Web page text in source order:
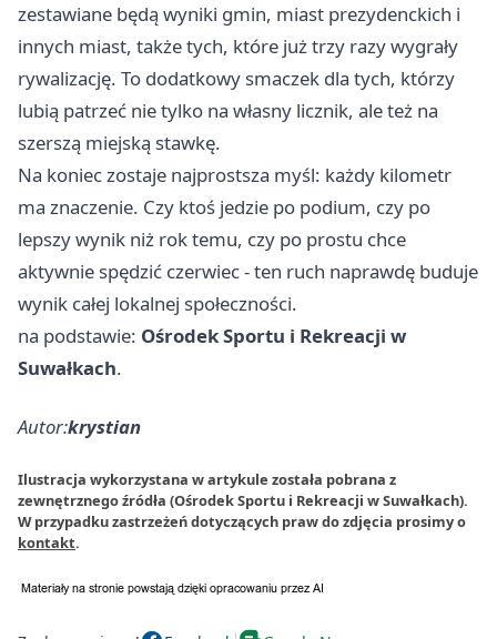
zestawiane będą wyniki gmin, miast prezydenckich i
innych miast, także tych, które już trzy razy wygrały
rywalizację. To dodatkowy smaczek dla tych, którzy
lubią patrzeć nie tylko na własny licznik, ale też na
szerszą miejską stawkę.
Na koniec zostaje najprostsza myśl: każdy kilometr
ma znaczenie. Czy ktoś jedzie po podium, czy po
lepszy wynik niż rok temu, czy po prostu chce
aktywnie spędzić czerwiec - ten ruch naprawdę buduje
wynik całej lokalnej społeczności.
na podstawie: Ośrodek Sportu i Rekreacji w
Suwałkach.
Autor:krystian
Ilustracja wykorzystana w artykule została pobrana z
zewnętrznego źródła (Ośrodek Sportu i Rekreacji w Suwałkach).
W przypadku zastrzeżeń dotyczących praw do zdjęcia prosimy o
kontakt.